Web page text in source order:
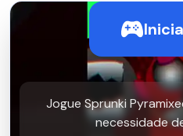
Jogue Sprunki
necessidade